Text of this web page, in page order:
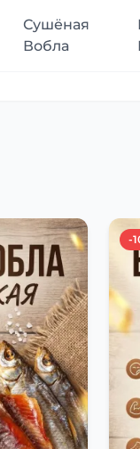
Сушёная
Вобла
-